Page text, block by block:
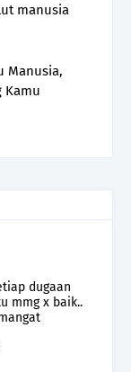
manusia
Manusia,
Kamu
dugaan
mmg x baik..